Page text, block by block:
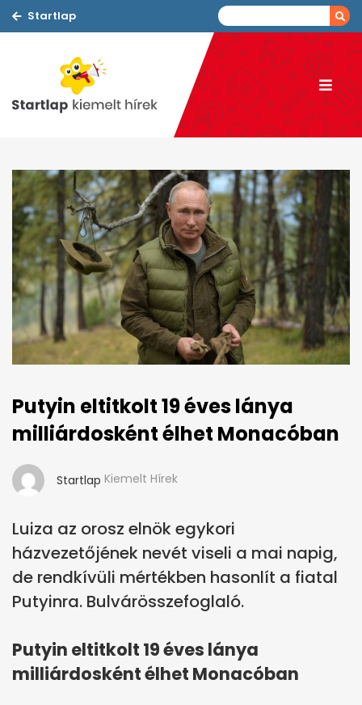
Startlap
Putyin eltitkolt 19 éves lánya
milliárdosként élhet Monacóban
Startlap Kiemelt Hírek
Luiza az orosz elnök egykori
házvezetőjének nevét viseli a mai napig,
de rendkívüli mértékben hasonlít a fiatal
Putyinra. Bulvárösszefoglaló.
Putyin eltitkolt 19 éves lánya
milliárdosként élhet Monacóban